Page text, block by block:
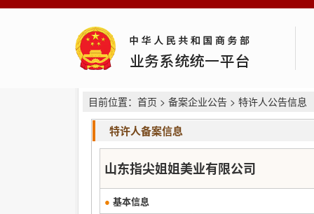
目前位置： 首页 > 备案企业公告 > 特许人公告信息
特许人备案信息
山东指尖姐姐美业有限公司
● 基本信息